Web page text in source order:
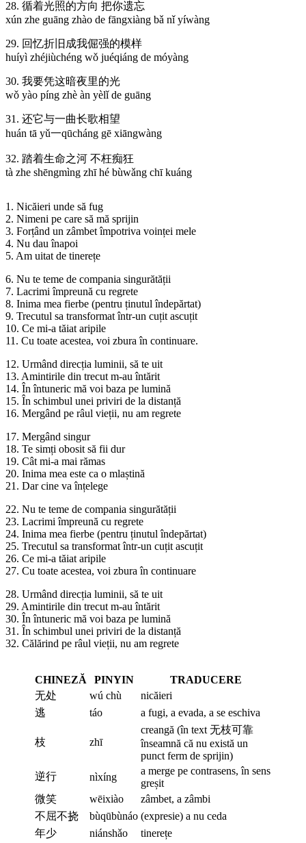
28. 循着光照的方向 把你遗忘
xún zhe guāng zhào de fāngxiàng bǎ nǐ yíwàng
29. 回忆折旧成我倔强的模样
huíyì zhéjiùchéng wǒ juéqiáng de móyàng
30. 我要凭这暗夜里的光
wǒ yào píng zhè àn yèlǐ de guāng
31. 还它与⼀曲长歌相望
huán tā yǔ⼀qūcháng gē xiāngwàng
32. 踏着生命之河 不枉痴狂
tà zhe shēngmìng zhī hé bùwǎng chī kuáng
1. Nicăieri unde să fug
2. Nimeni pe care să mă sprijin
3. Forțând un zâmbet împotriva voinței mele
4. Nu dau înapoi
5. Am uitat de tinerețe
6. Nu te teme de compania singurătății
7. Lacrimi împreună cu regrete
8. Inima mea fierbe (pentru ținutul îndepărtat)
9. Trecutul sa transformat într-un cuțit ascuțit
10. Ce mi-a tăiat aripile
11. Cu toate acestea, voi zbura în continuare.
12. Urmând direcția luminii, să te uit
13. Amintirile din trecut m-au întărit
14. În întuneric mă voi baza pe lumină
15. În schimbul unei priviri de la distanță
16. Mergând pe râul vieții, nu am regrete
17. Mergând singur
18. Te simți obosit să fii dur
19. Cât mi-a mai rămas
20. Inima mea este ca o mlaștină
21. Dar cine va înțelege
22. Nu te teme de compania singurătății
23. Lacrimi împreună cu regrete
24. Inima mea fierbe (pentru ținutul îndepărtat)
25. Trecutul sa transformat într-un cuțit ascuțit
26. Ce mi-a tăiat aripile
27. Cu toate acestea, voi zbura în continuare
28. Urmând direcția luminii, să te uit
29. Amintirile din trecut m-au întărit
30. În întuneric mă voi baza pe lumină
31. În schimbul unei priviri de la distanță
32. Călărind pe râul vieții, nu am regrete
CHINEZĂ PINYIN
TRADUCERE
无处
wú chù
nicăieri
逃
táo a fugi, a evada, a se eschiva
枝 zhī
creangă (în text 无枝可靠
înseamnă că nu există un
punct ferm de sprijin)
逆行
nìxíng
a merge pe contrasens, în sens
greșit
微笑
wēixiào
zâmbet, a zâmbi
不屈不挠
bùqūbùnáo (expresie) a nu ceda
年少
niánshǎo
tinerețe